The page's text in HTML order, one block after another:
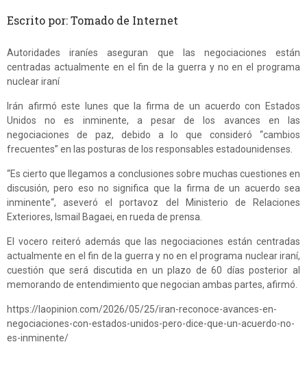
Escrito por: Tomado de Internet
Autoridades iraníes aseguran que las negociaciones están
centradas actualmente en el fin de la guerra y no en el programa
nuclear iraní
Irán afirmó este lunes que la firma de un acuerdo con Estados
Unidos no es inminente, a pesar de los avances en las
negociaciones de paz, debido a lo que consideró “cambios
frecuentes” en las posturas de los responsables estadounidenses.
“Es cierto que llegamos a conclusiones sobre muchas cuestiones en
discusión, pero eso no significa que la firma de un acuerdo sea
inminente“, aseveró el portavoz del Ministerio de Relaciones
Exteriores, Ismail Bagaei, en rueda de prensa.
El vocero reiteró además que las negociaciones están centradas
actualmente en el fin de la guerra y no en el programa nuclear iraní,
cuestión que será discutida en un plazo de 60 días posterior al
memorando de entendimiento que negocian ambas partes, afirmó.
https://laopinion.com/2026/05/25/iran-reconoce-avances-en-
negociaciones-con-estados-unidos-pero-dice-que-un-acuerdo-no-
es-inminente/